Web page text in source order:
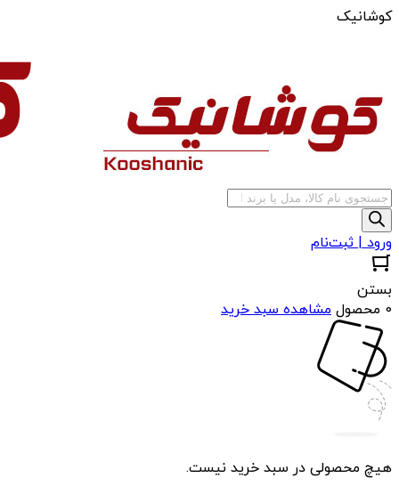
کوشانیک
جستجوی
محصولات
ورود | ثبت‌نام
بستن
0 محصول
مشاهده سبد خرید
هیچ محصولی در سبد خرید نیست.